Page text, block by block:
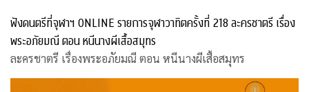
ฟังดนตรีที่จุฬาฯ ONLINE รายการจุฬาวาทิตครั้งที่ 218 ละครชาตรี เรื่อง
พระอภัยมณี ตอน หนีนางผีเสื้อสมุทร
ละครชาตรี เรื่องพระอภัยมณี ตอน หนีนางผีเสื้อสมุทร